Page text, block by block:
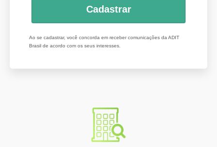
Cadastrar
Ao se cadastrar, você concorda em receber comunicações da ADIT
Brasil de acordo com os seus interesses.